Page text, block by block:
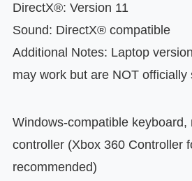
DirectX®: Version 11
Sound: DirectX® compatible
Additional Notes: Laptop
may work but are NOT officially
Windows-compatible keyboard,
controller (Xbox 360 Controller
recommended)